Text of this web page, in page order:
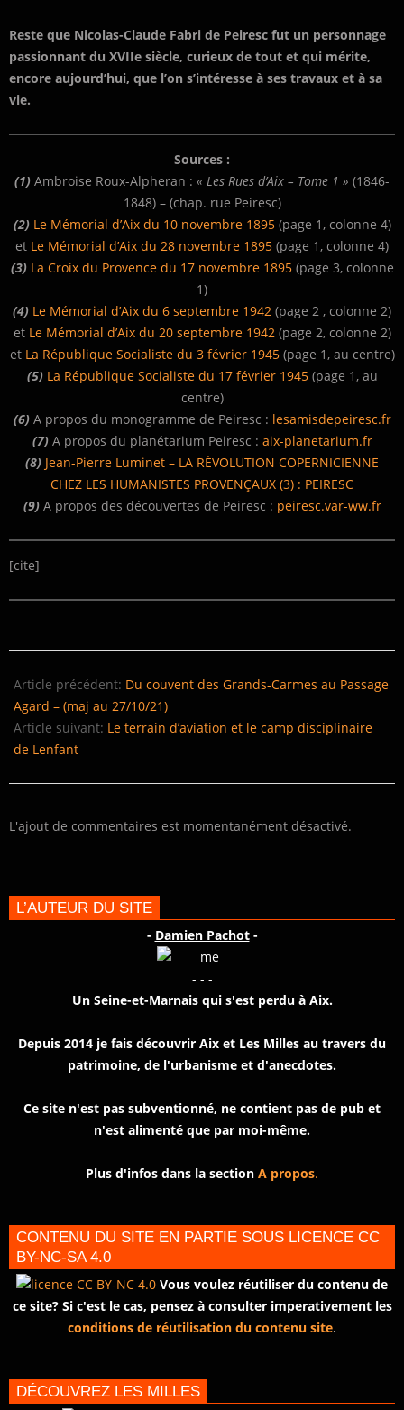
Reste que Nicolas-Claude Fabri de Peiresc fut un personnage
passionnant du XVIIe siècle, curieux de tout et qui mérite,
encore aujourd’hui, que l’on s’intéresse à ses travaux et à sa
vie.
Sources :
(1) Ambroise Roux-Alpheran : « Les Rues d’Aix – Tome 1 » (1846-
1848) – (chap. rue Peiresc)
(2) Le Mémorial d’Aix du 10 novembre 1895(page 1, colonne 4)
et Le Mémorial d’Aix du 28 novembre 1895 (page 1, colonne 4)
(3) La Croix du Provence du 17 novembre 1895(page 3, colonne
1)
(4) Le Mémorial d’Aix du 6 septembre 1942 (page 2 , colonne 2)
et Le Mémorial d’Aix du 20 septembre 1942(page 2, colonne 2)
et La République Socialiste du 3 février 1945(page 1, au centre)
(5) La République Socialiste du 17 février 1945(page 1, au
centre)
(6)A propos du monogramme de Peiresc : lesamisdepeiresc.fr
(7)A propos du planétarium Peiresc : aix-planetarium.fr
(8) Jean-Pierre Luminet – LA RÉVOLUTION COPERNICIENNE
CHEZ LES HUMANISTES PROVENÇAUX (3) : PEIRESC
(9)A propos des découvertes de Peiresc : peiresc.var-ww.fr
[cite]
11-
10
Article précédent: Du couvent des Grands-Carmes au Passage
Agard – (maj au 27/10/21)
Article suivant: Le terrain d’aviation et le camp disciplinaire
de Lenfant
L'ajout de commentaires est momentanément désactivé.
L’AUTEUR DU SITE
- Damien Pachot-
- - -
Un Seine-et-Marnais qui s'est perdu à Aix.
Depuis 2014 je fais découvrir Aix et Les Milles au travers du
patrimoine, de l'urbanisme et d'anecdotes.
Ce site n'est pas subventionné, ne contient pas de pub et
n'est alimenté que par moi-même.
Plus d'infos dans la section A propos.
CONTENU DU SITE EN PARTIE SOUS LICENCE CC
BY-NC-SA 4.0
Vous voulez réutiliser du contenu de
ce site? Si c'est le cas, pensez à consulter imperativement les
conditions de réutilisation du contenu site.
DÉCOUVREZ LES MILLES